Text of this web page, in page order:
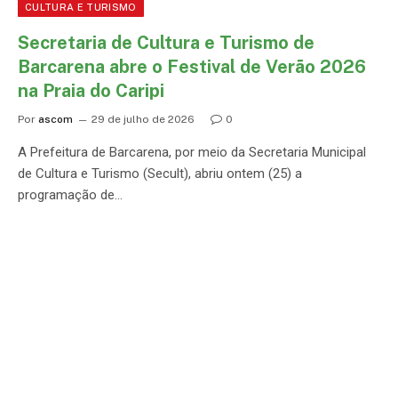
CULTURA E TURISMO
Secretaria de Cultura e Turismo de
Barcarena abre o Festival de Verão 2026
na Praia do Caripi
Por ascom 29 de julho de 2026 0
A Prefeitura de Barcarena, por meio da Secretaria Municipal
de Cultura e Turismo (Secult), abriu ontem (25) a
programação de…